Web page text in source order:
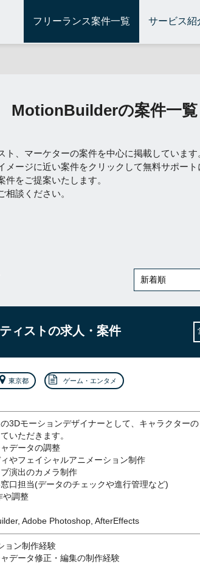
フリーランス案件一覧 サービス紹
MotionBuilderの案件一覧
、マーケターの案件を中心に掲載しています
ージに近い案件をクリックして無料サポート
をご提案いたします。
談ください。
ィストの求人・案件
東京都 ゲーム・エンタメ
3Dモーションデザイナーとして、キャラクターの
いただきます。
データの調整
やフェイシャルアニメーション制作
演出のカメラ制作
口担当(データのチェックや進行管理など)
や調整
Adobe Photoshop, AfterEffects
ョン制作経験
データ修正・編集の制作経験